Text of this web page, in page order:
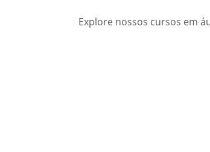
Explore nossos cursos em